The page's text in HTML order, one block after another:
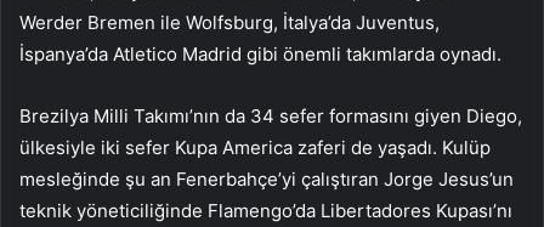
Werder Bremen ile Wolfsburg, İtalya’da Juventus,
İspanya’da Atletico Madrid gibi önemli takımlarda oynadı.
Brezilya Milli Takımı’nın da 34 sefer formasını giyen Diego,
ülkesiyle iki sefer Kupa America zaferi de yaşadı. Kulüp
mesleğinde şu an Fenerbahçe’yi çalıştıran Jorge Jesus’un
teknik yöneticiliğinde Flamengo’da Libertadores Kupası’nı